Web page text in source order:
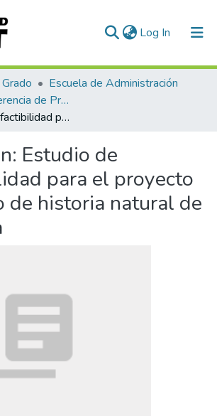
Log In (current)
Escuela de Administración
Maestría en Gerencia de Proyectos (Tesis)
Estudio de prefactibilidad para el proyecto del museo de historia natural de la Tatacoa
Estudio de
para el proyecto
de historia natural de